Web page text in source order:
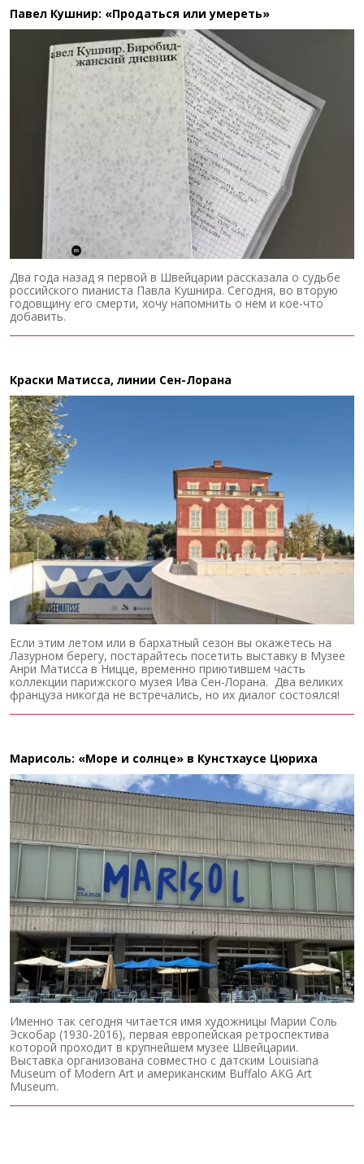
Павел Кушнир: «Продаться или умереть»
Два года назад я первой в Швейцарии рассказала о судьбе
российского пианиста Павла Кушнира. Сегодня, во вторую
годовщину его смерти, хочу напомнить о нем и кое-что
добавить.
Краски Матисса, линии Сен-Лорана
Если этим летом или в бархатный сезон вы окажетесь на
Лазурном берегу, постарайтесь посетить выставку в Музее
Анри Матисса в Ницце, временно приютившем часть
коллекции парижского музея Ива Сен-Лорана. Два великих
француза никогда не встречались, но их диалог состоялся!
Марисоль: «Море и солнце» в Кунстхаусе Цюриха
Именно так сегодня читается имя художницы Марии Соль
Эскобар (1930-2016), первая европейская ретроспектива
которой проходит в крупнейшем музее Швейцарии.
Выставка организована совместно с датским Louisiana
Museum of Modern Art и американским Buffalo AKG Art
Museum.